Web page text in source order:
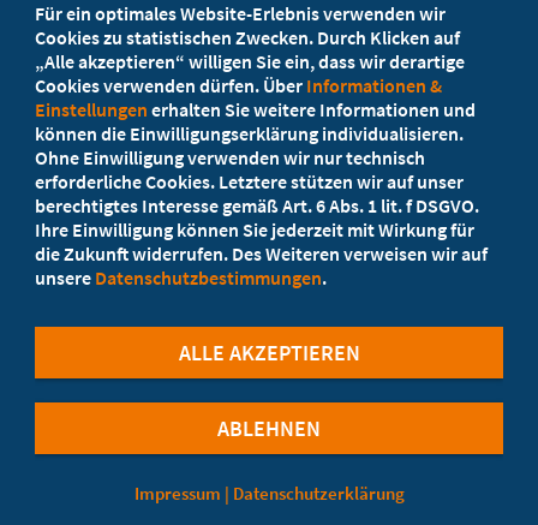
Ihr Landesverband berät Sie!
Ansprechpartner
Werden Sie jetzt Mitglied!
5 Vorteile einer Mitgliedschaft
©Marburger Bund
Cookie-Einstellungen Kontaktformular
Für ein optimales Website-Erlebnis verwenden wir
Cookies zu statistischen Zwecken. Durch Klicken auf
„Alle akzeptieren“ willigen Sie ein, dass wir derartige
Cookies verwenden dürfen. Über Informationen &
Einstellungen erhalten Sie weitere Informationen und
können die Einwilligungserklärung individualisieren.
Ohne Einwilligung verwenden wir nur technisch
erforderliche Cookies. Letztere stützen wir auf unser
berechtigtes Interesse gemäß Art. 6 Abs. 1 lit. f DSGVO.
Ihre Einwilligung können Sie jederzeit mit Wirkung für
die Zukunft widerrufen. Des Weiteren verweisen wir auf
unsere Datenschutzbestimmungen.
ABLEHNEN
ALLE AKZEPTIEREN
Impressum | Datenschutzerklärung